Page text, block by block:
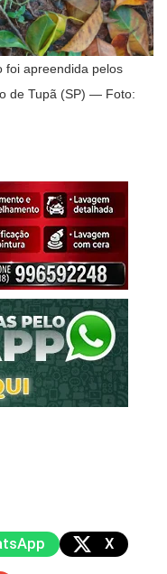
foi apreendida pelos
de Tupã (SP) — Foto:
X